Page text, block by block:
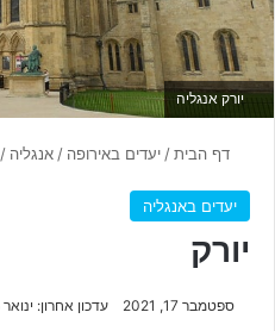
יורק אנגליה
דף הבית/ יעדים באירופה / אנגליה /
יעדים באנגליה
יורק
ספטמבר 17, 2021 עדכון אחרון: ינואר 15, 2022